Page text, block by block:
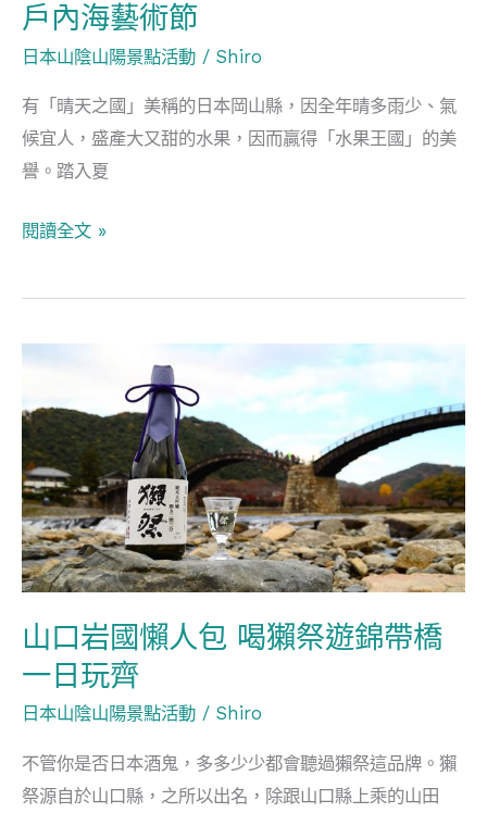
戶內海藝術節
日本山陰山陽景點活動 / Shiro
有「晴天之國」美稱的日本岡山縣，因全年晴多雨少、氣
候宜人，盛產大又甜的水果，因而贏得「水果王國」的美
譽。踏入夏
海
遊
戶
內
海
術
閱讀全文 »
山口岩國懶人包 喝獺祭遊錦帶橋
一日玩齊
日本山陰山陽景點活動 / Shiro
不管你是否日本酒鬼，多多少少都會聽過獺祭這品牌。獺
祭源自於山口縣，之所以出名，除跟山口縣上乘的山田
山
岩
國
懶
人
包
喝
獺
祭
錦
橋